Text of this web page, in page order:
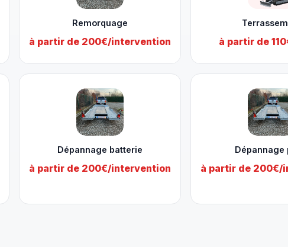
Remorquage
à partir de 200€/intervention à partir de
Dépannage batterie
à partir de 200€/intervention
Dépannage
à partir de 200€/